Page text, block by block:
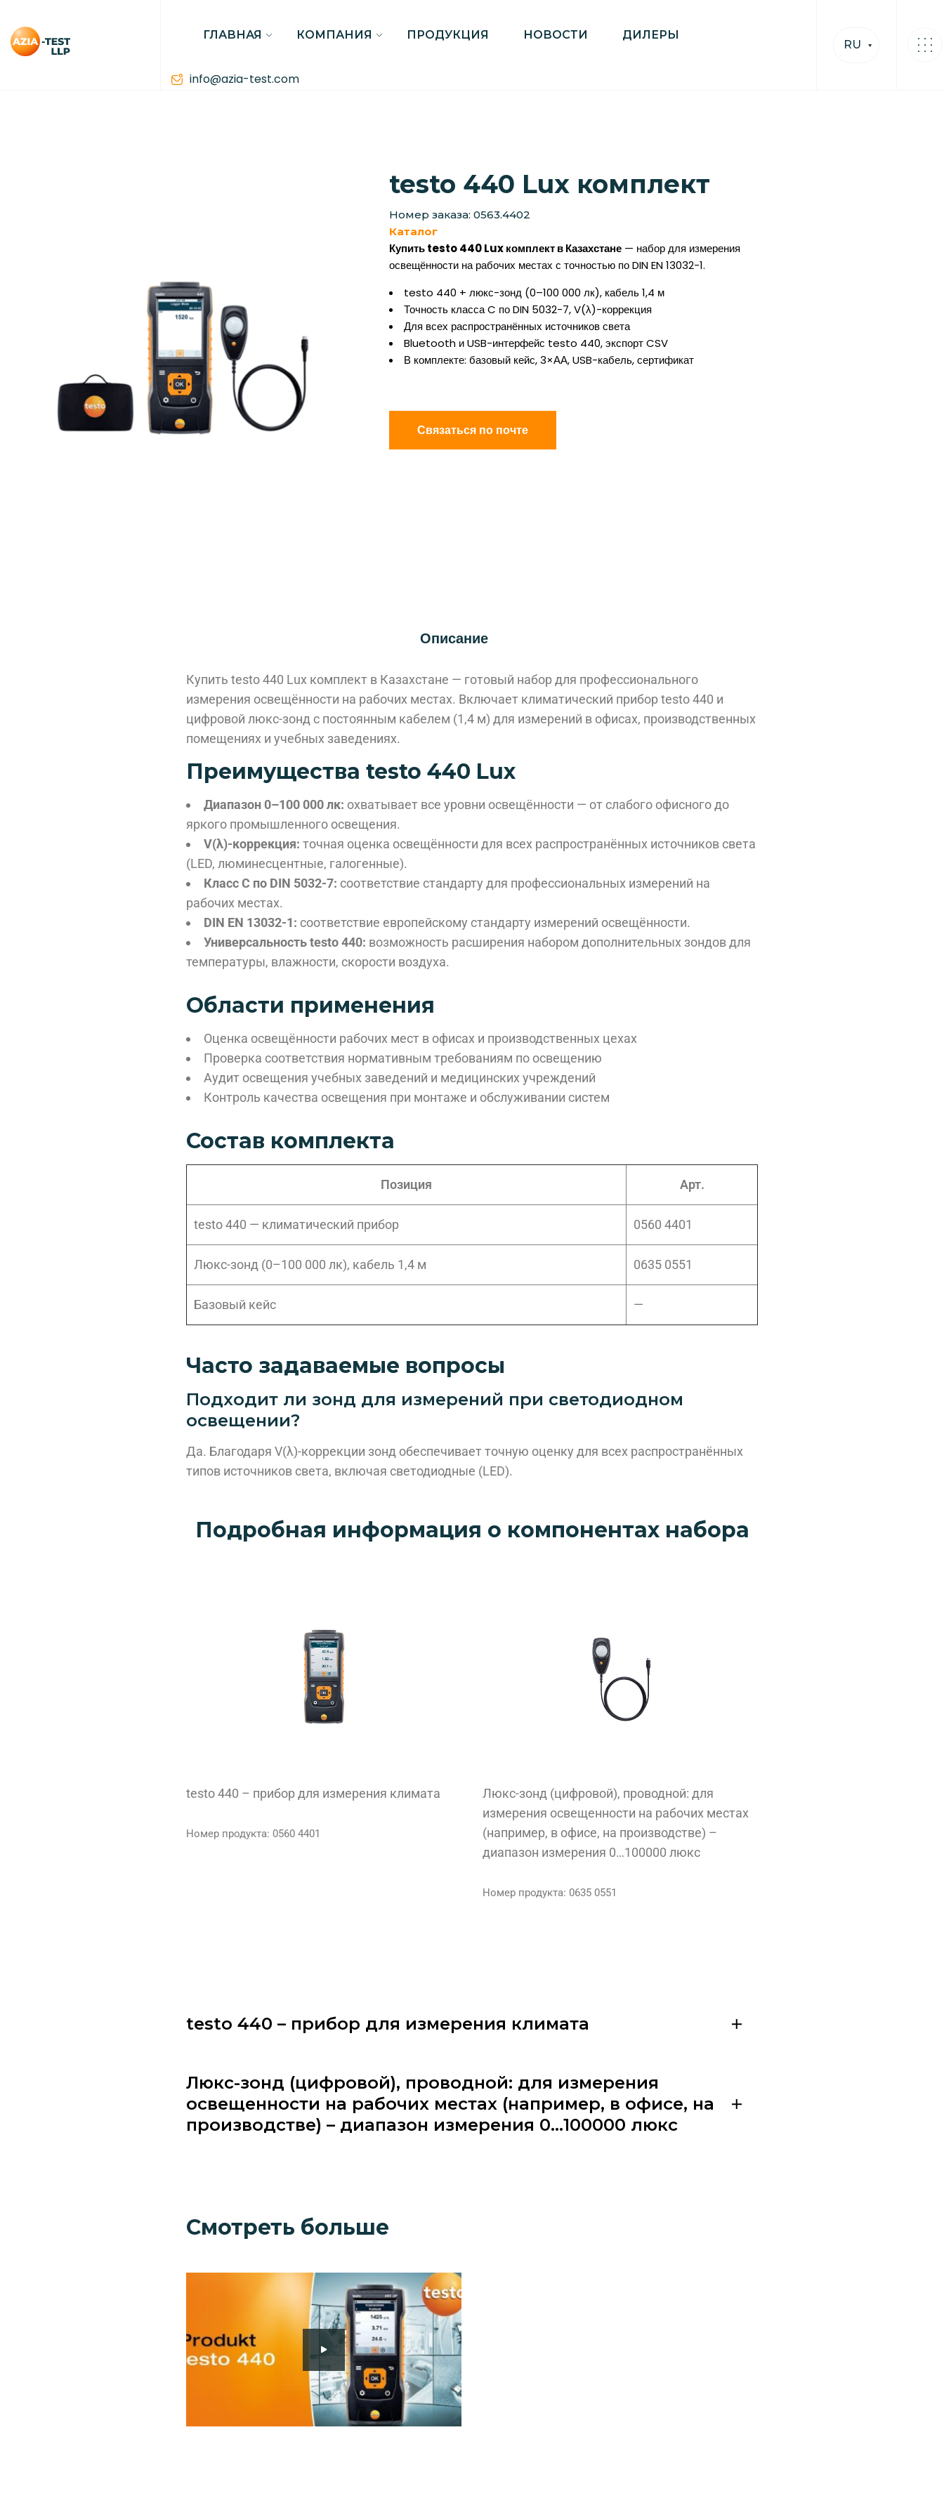
ГЛАВНАЯ КОМПАНИЯ ПРОДУКЦИЯ НОВОСТИ ДИЛЕРЫ
info@azia-test.com
RU
testo 440 Lux комплект
Номер заказа: 0563.4402
Каталог
Купить testo 440 Lux комплект в Казахстане — набор для измерения
освещённости на рабочих местах с точностью по DIN EN 13032-1.
testo 440 + люкс-зонд (0–100 000 лк), кабель 1,4 м
Точность класса C по DIN 5032-7, V(λ)-коррекция
Для всех распространённых источников света
Bluetooth и USB-интерфейс testo 440, экспорт CSV
В комплекте: базовый кейс, 3×АА, USB-кабель, сертификат
Связаться по почте
Описание
Купить testo 440 Lux комплект в Казахстане — готовый набор для профессионального
измерения освещённости на рабочих местах. Включает климатический прибор testo 440 и
цифровой люкс-зонд с постоянным кабелем (1,4 м) для измерений в офисах, производственных
помещениях и учебных заведениях.
Преимущества testo 440 Lux
Диапазон 0–100 000 лк: охватывает все уровни освещённости — от слабого офисного до
яркого промышленного освещения.
V(λ)-коррекция: точная оценка освещённости для всех распространённых источников света
(LED, люминесцентные, галогенные).
Класс C по DIN 5032-7: соответствие стандарту для профессиональных измерений на
рабочих местах.
DIN EN 13032-1: соответствие европейскому стандарту измерений освещённости.
Универсальность testo 440: возможность расширения набором дополнительных зондов для
температуры, влажности, скорости воздуха.
Области применения
Оценка освещённости рабочих мест в офисах и производственных цехах
Проверка соответствия нормативным требованиям по освещению
Аудит освещения учебных заведений и медицинских учреждений
Контроль качества освещения при монтаже и обслуживании систем
Состав комплекта
Позиция Арт.
testo 440 — климатический прибор 0560 4401
Люкс-зонд (0–100 000 лк), кабель 1,4 м 0635 0551
Базовый кейс —
Часто задаваемые вопросы
Подходит ли зонд для измерений при светодиодном
освещении?
Да. Благодаря V(λ)-коррекции зонд обеспечивает точную оценку для всех распространённых
типов источников света, включая светодиодные (LED).
Подробная информация о компонентах набора
testo 440 – прибор для измерения климата
Номер продукта: 0560 4401
Люкс-зонд (цифровой), проводной: для
измерения освещенности на рабочих местах
(например, в офисе, на производстве) –
диапазон измерения 0…100000 люкс
Номер продукта: 0635 0551
testo 440 – прибор для измерения климата
Люкс-зонд (цифровой), проводной: для измерения
освещенности на рабочих местах (например, в офисе, на
производстве) – диапазон измерения 0…100000 люкс
Смотреть больше